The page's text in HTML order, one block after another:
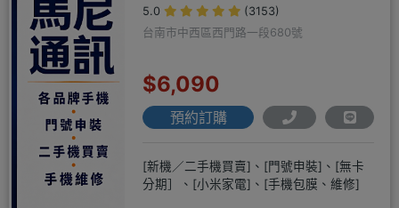
5.0
(3153)
台南市中西區西門路一段680號
$6,090
預約訂購
[新機／二手機買賣]、[門號申裝]、[無卡
分期］、[小米家電]、[手機包膜、維修]